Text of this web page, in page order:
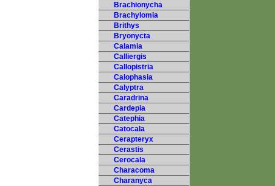
Brachionycha
Brachylomia
Brithys
Bryonycta
Calamia
Calliergis
Callopistria
Calophasia
Calyptra
Caradrina
Cardepia
Catephia
Catocala
Cerapteryx
Cerastis
Cerocala
Characoma
Charanyca